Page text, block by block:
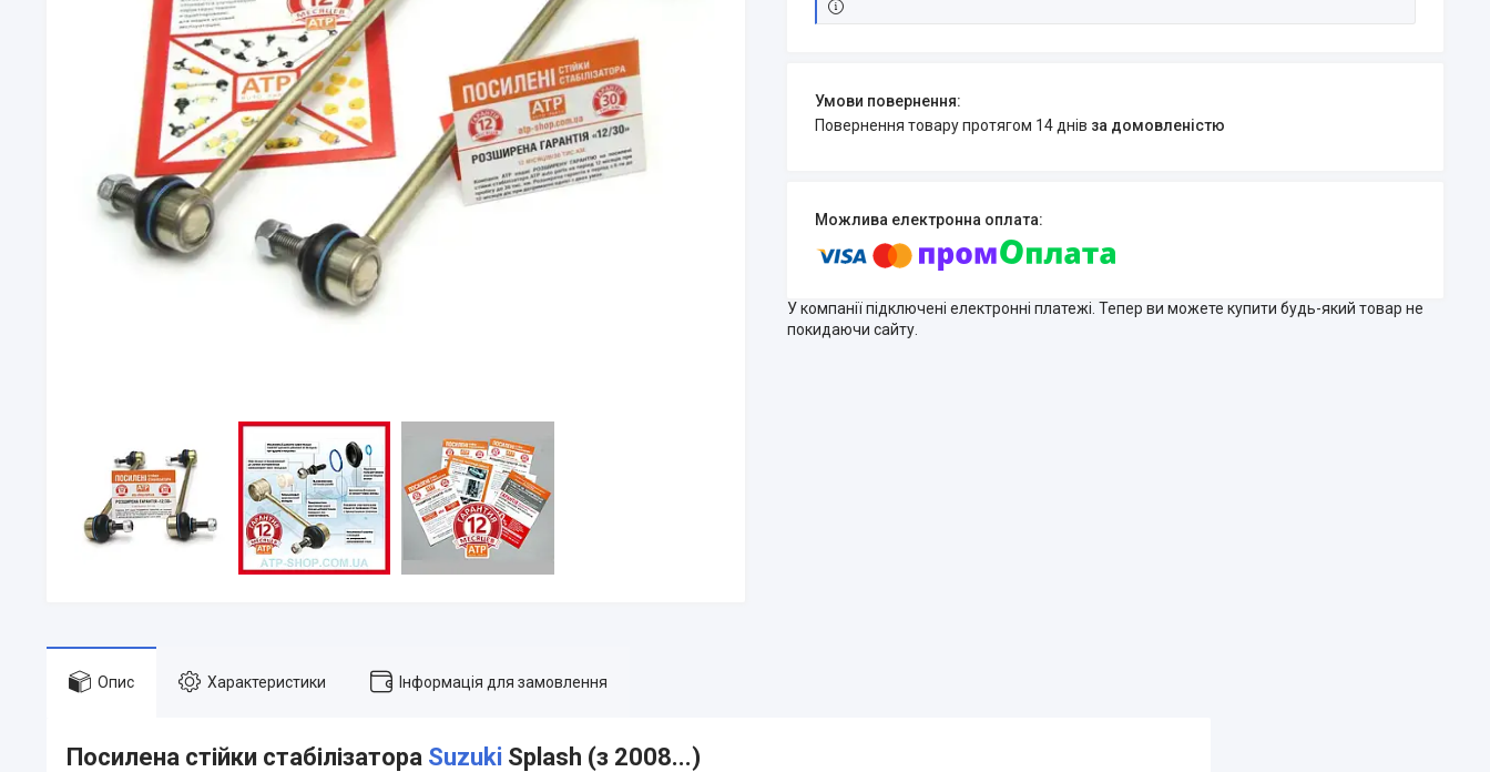
повернення товару протягом 14 днів за домовленістю
У компанії підключені електронні платежі. Тепер ви можете купити будь-який товар не
покидаючи сайту.
Опис Характеристики Інформація для замовлення
Посилена стійки стабілізатора Suzuki Splash (з 2008...)